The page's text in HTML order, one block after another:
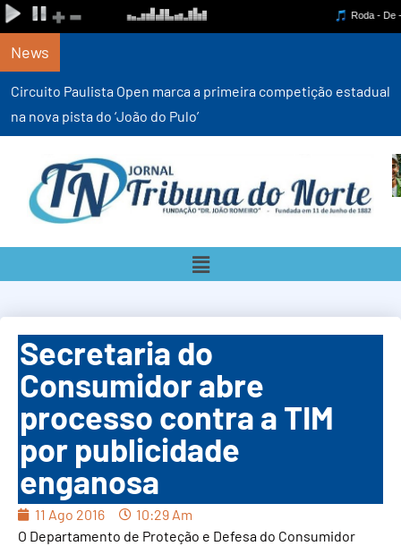
News
Circuito Paulista Open marca a primeira competição estadual
na nova pista do ‘João do Pulo’
Secretaria do
Consumidor abre
processo contra a TIM
por publicidade
enganosa
11 Ago 2016
10:29 Am
O Departamento de Proteção e Defesa do Consumidor